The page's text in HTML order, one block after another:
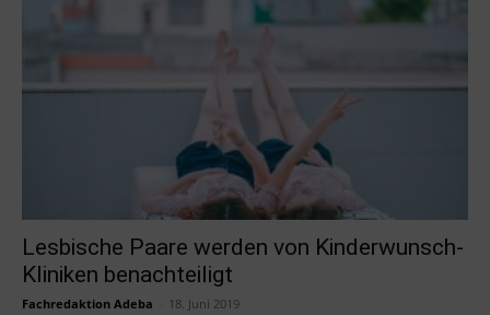
Lesbische Paare werden von Kinderwunsch-
Kliniken benachteiligt
Fachredaktion Adeba 18. Juni 2019